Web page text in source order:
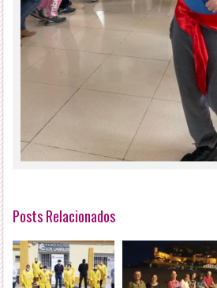
Posts Relacionados